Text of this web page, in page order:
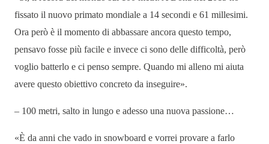
fissato il nuovo primato mondiale a 14 secondi e 61 millesimi.
Ora però è il momento di abbassare ancora questo tempo,
pensavo fosse più facile e invece ci sono delle difficoltà, però
voglio batterlo e ci penso sempre. Quando mi alleno mi aiuta
avere questo obiettivo concreto da inseguire».
– 100 metri, salto in lungo e adesso una nuova passione…
«È da anni che vado in snowboard e vorrei provare a farlo